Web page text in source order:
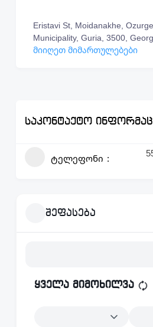
Eristavi St, Moidanakhe,
Municipality, Guria, 3500,
მიიღეთ მიმართულებები
საკონტაქტო
ტელეფონი
შეფასება
ყველა მიმოხილვა